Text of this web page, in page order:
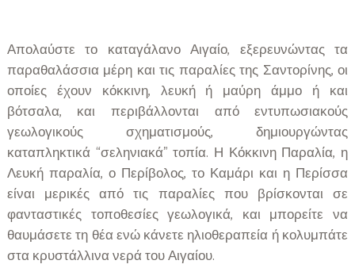
Απολαύστε το καταγάλανο Αιγαίο, εξερευνώντας τα
παραθαλάσσια μέρη και τις παραλίες της Σαντορίνης, οι
οποίες έχουν κόκκινη, λευκή ή μαύρη άμμο ή και
βότσαλα, και περιβάλλονται από εντυπωσιακούς
γεωλογικούς σχηματισμούς, δημιουργώντας
καταπληκτικά “σεληνιακά” τοπία. Η Κόκκινη Παραλία, η
Λευκή παραλία, ο Περίβολος, το Καμάρι και η Περίσσα
είναι μερικές από τις παραλίες που βρίσκονται σε
φανταστικές τοποθεσίες γεωλογικά, και μπορείτε να
θαυμάσετε τη θέα ενώ κάνετε ηλιοθεραπεία ή κολυμπάτε
στα κρυστάλλινα νερά του Αιγαίου.